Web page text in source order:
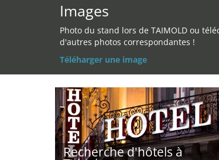
Images
Photo du stand lors de TAIMOLD ou
d'autres photos correspondantes !
Téléharger une image
Recherche d'hôtels à